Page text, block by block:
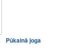
Pūkainā joga